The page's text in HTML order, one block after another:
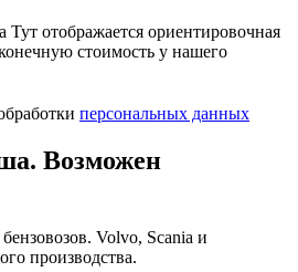
Тут отображается ориентировочная
стоимость у нашего
персональных данных
Возможен
Volvo, Scania и
производства.